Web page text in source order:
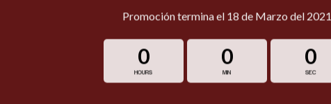
Promoción termina el 18 de Marzo del 2021
0
HOURS
0
MIN
0
SEC
Estamos disponibles 24/7